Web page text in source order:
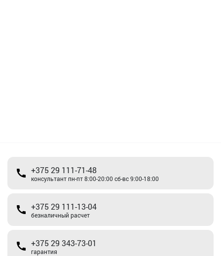
+375 29 111-71-48
консультант пн-пт 8:00-20:00 сб-вс 9:00-18:00
+375 29 111-13-04
безналичный расчет
+375 29 343-73-01
гарантия